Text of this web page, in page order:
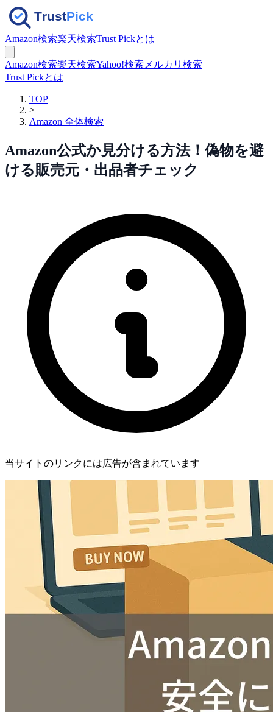
Amazon検索楽天検索Trust Pickとは
Amazon検索楽天検索Yahoo!検索 メルカリ検索
Trust Pickとは
TOP
>
Amazon 全体検索
Amazon公式か見分ける方法！偽物を避
ける販売元・出品者チェック
当サイトのリンクには広告が含まれています